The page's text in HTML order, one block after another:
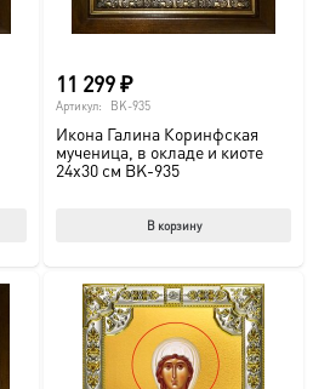
11 299₽
Артикул: BK-935
Икона Галина Коринфская
мученица, в окладе и киоте
24х30 см BK-935
В корзину